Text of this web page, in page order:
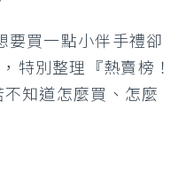
要買一點小伴手禮卻
特別整理『熱賣榜！
不知道怎麼買、怎麼